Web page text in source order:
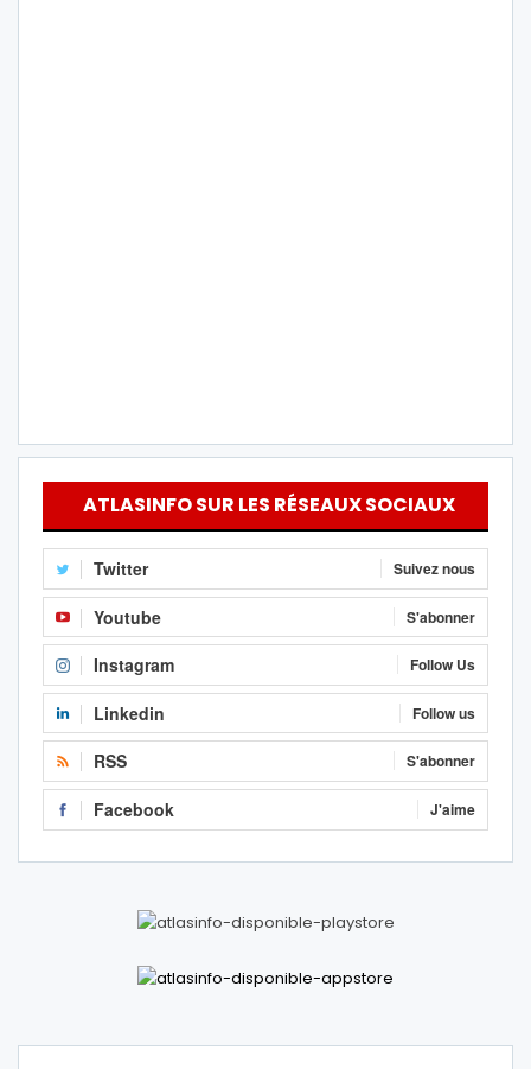
ATLASINFO SUR LES RÉSEAUX SOCIAUX
Twitter Suivez nous
Youtube S'abonner
Instagram Follow Us
Linkedin Follow us
RSS S'abonner
Facebook J'aime